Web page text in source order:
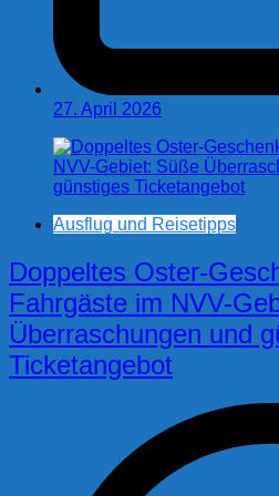
27. April 2026
Ausflug und Reisetipps
Doppeltes Oster-
Fahrgäste im NVV-
Überraschungen und
Ticketangebot